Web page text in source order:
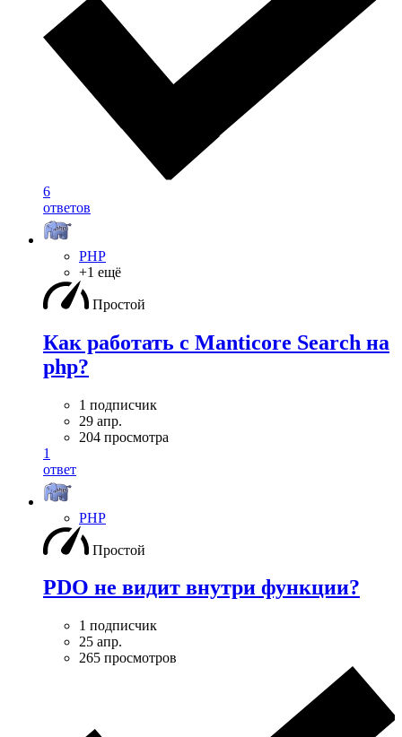
6
ответов
PHP
+1 ещё
Простой
Как работать с Manticore Search на
php?
1 подписчик
29 апр.
204 просмотра
1
ответ
PHP
Простой
PDO не видит внутри функции?
1 подписчик
25 апр.
265 просмотров